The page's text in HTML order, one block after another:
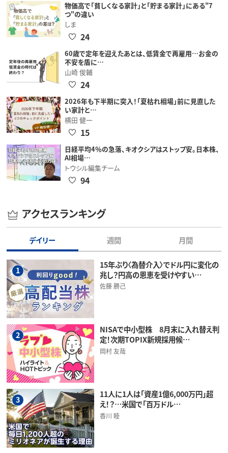
物価高で「貧しくなる家計」と「貯まる家計」にある"7
つ"の違い
しま
24
60歳で定年を迎えたあとは、低賃金で再雇用…お金の
不安を盾に…
山崎 俊輔
24
2026年も下半期に突入！「夏枯れ相場」前に見直した
い家計と…
横田 健一
15
日経平均4％の急落、キオクシアはストップ安。日本株、
AI相場…
トウシル編集チーム
94
アクセスランキング
デイリー 週間 月間
1
15年ぶり〈為替介入〉でドル円に変化の
兆し？円高の恩恵を受けやすい…
佐藤 勝己
2
NISAで中小型株 8月末に入れ替え判
定！次期TOPIX新規採用候…
岡村 友哉
3
11人に1人は「資産1億6,000万円」超
え！？…米国で「百万ドル…
香川 睦